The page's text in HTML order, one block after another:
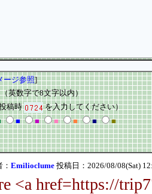
ージ参照]
英数字で8文字以内）
稿時
を入力してください）
■ ■ ■ ■ ■ ■
Emilioclume投稿日：2026/08/08(Sat)
<a href=https://